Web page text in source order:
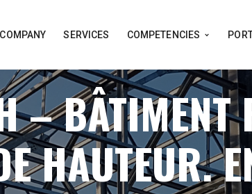
COMPANY SERVICES COMPETENCIES
– BÂTIMENT
HAUTEUR.